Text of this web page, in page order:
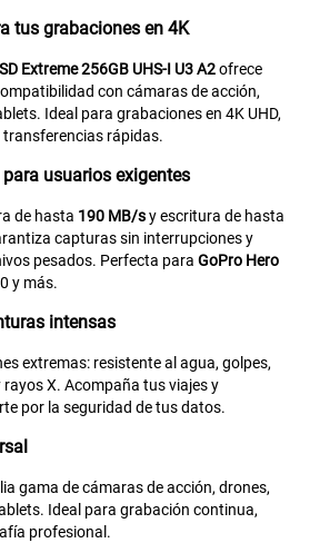
tus grabaciones en 4K
Extreme 256GB UHS-I U3 A2ofrece
con cámaras de acción,
Ideal para grabaciones en 4K UHD,
rápidas.
usuarios exigentes
de hasta 190 MB/sy escritura de hasta
capturas sin interrupciones y
pesados. Perfecta para GoPro Hero
y más.
intensas
extremas: resistente al agua, golpes,
X. Acompaña tus viajes y
por la seguridad de tus datos.
gama de cámaras de acción, drones,
Ideal para grabación continua,
profesional.